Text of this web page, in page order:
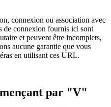
connexion ou association avec
de connexion fournis ici sont
et peuvent être incomplets,
aucune garantie que vous
en utilisant ces URL.
par "V"